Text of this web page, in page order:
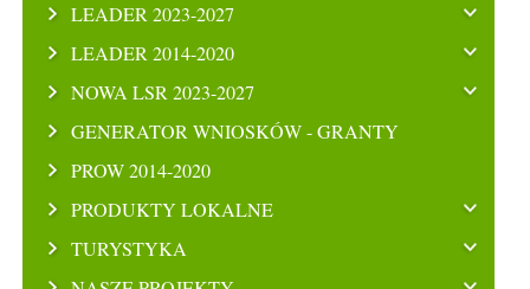
LEADER 2023-2027
LEADER 2014-2020
NOWA LSR 2023-2027
GENERATOR WNIOSKÓW - GRANTY
PROW 2014-2020
PRODUKTY LOKALNE
TURYSTYKA